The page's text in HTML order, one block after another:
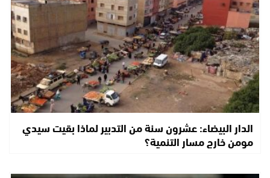
الدار البيضاء: عشرون سنة من التدبير لماذا بقيت سيدي
مومن خارج مسار التنمية؟